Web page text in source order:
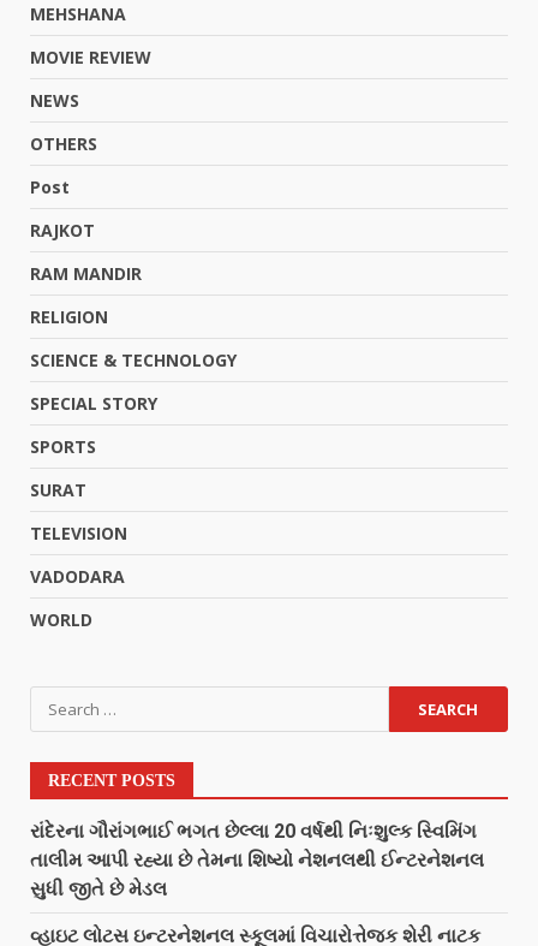
MEHSHANA
MOVIE REVIEW
NEWS
OTHERS
Post
RAJKOT
RAM MANDIR
RELIGION
SCIENCE & TECHNOLOGY
SPECIAL STORY
SPORTS
SURAT
TELEVISION
VADODARA
WORLD
RECENT POSTS
રાંદેરના ગૌરાંગભાઈ ભગત છેલ્લા 20 વર્ષથી નિઃશુલ્ક સ્વિમિંગ
તાલીમ આપી રહ્યા છે તેમના શિષ્યો નેશનલથી ઈન્ટરનેશનલ
સુધી જીતે છે મેડલ
વ્હાઇટ લોટસ ઇન્ટરનેશનલ સ્કૂલમાં વિચારોત્તેજક શેરી નાટક